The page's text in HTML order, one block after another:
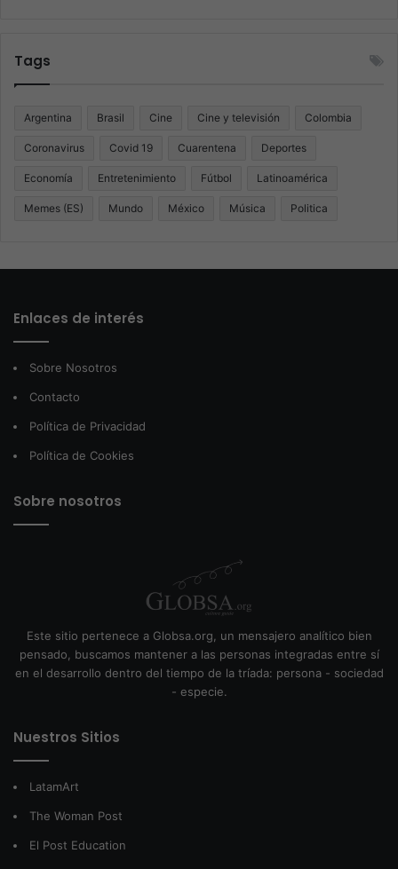
Tags
Argentina Brasil Cine Cine y televisión Colombia
Coronavirus Covid 19 Cuarentena Deportes
Economía Entretenimiento Fútbol Latinoamérica
Memes (ES) Mundo México Música Politica
Enlaces de interés
Sobre Nosotros
Contacto
Política de Privacidad
Política de Cookies
Sobre nosotros
Este sitio pertenece a Globsa.org, un mensajero analítico bien
pensado, buscamos mantener a las personas integradas entre sí
en el desarrollo dentro del tiempo de la tríada: persona - sociedad
- especie.
Nuestros Sitios
LatamArt
The Woman Post
El Post Education